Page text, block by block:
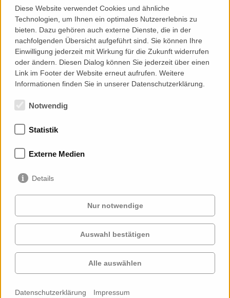
Fugenfarben möglich, ist als Solarthermie-Wand mit
Rohrschlaufen einfach in vorhandene
Warmwassererzeugungssysteme zu integrieren, und somit ist
die gewonnene Energie speicherbar, liefert aktiven Beitrag zur
Einsparung von Primärenergie, wandelt vorhandene Energie in
nutzbare Energie um, ohne optische Wirkung der
Ziegelarchitektur zu beeinträchtigen.
Zur Übersicht
Mitgliedschaften
Services
Cases
Auftraggeber
Projekte
Profil
Kontakt
Diese Website verwendet Cookies und ähnliche
Technologien, um Ihnen ein optimales Nutzererlebnis zu
bieten. Dazu gehören auch externe Dienste, die in der
nachfolgenden Übersicht aufgeführt sind. Sie können Ihre
Einwilligung jederzeit mit Wirkung für die Zukunft widerrufen
oder ändern. Diesen Dialog können Sie jederzeit über einen
Link im Footer der Website erneut aufrufen. Weitere
Informationen finden Sie in unserer Datenschutzerklärung.
Notwendig
Statistik
Externe Medien
Details
Nur notwendige
Auswahl bestätigen
Alle auswählen
Datenschutzerklärung Impressum